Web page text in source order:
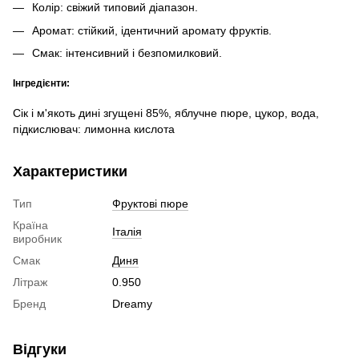
Колір: свіжий типовий діапазон.
Аромат: стійкий, ідентичний аромату фруктів.
Смак: інтенсивний і безпомилковий.
Інгредієнти:
Сік і м'якоть дині згущені 85%, яблучне пюре, цукор, вода,
підкислювач: лимонна кислота
Характеристики
Тип
Фруктові пюре
Країна
виробник
Італія
Смак
Диня
Літраж
0.950
Бренд
Dreamy
Відгуки